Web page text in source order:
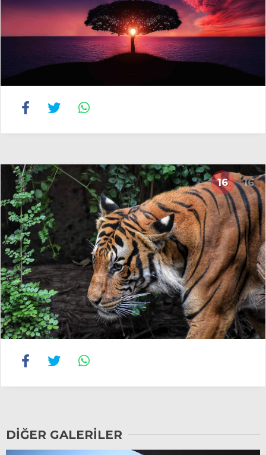
16 16
DIĞER GALERILER